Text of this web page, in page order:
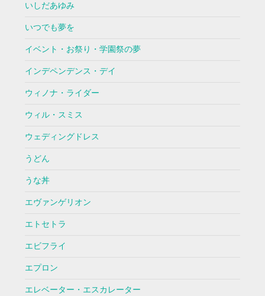
いしだあゆみ
いつでも夢を
イベント・お祭り・学園祭の夢
インデペンデンス・デイ
ウィノナ・ライダー
ウィル・スミス
ウェディングドレス
うどん
うな丼
エヴァンゲリオン
エトセトラ
エビフライ
エプロン
エレベーター・エスカレーター